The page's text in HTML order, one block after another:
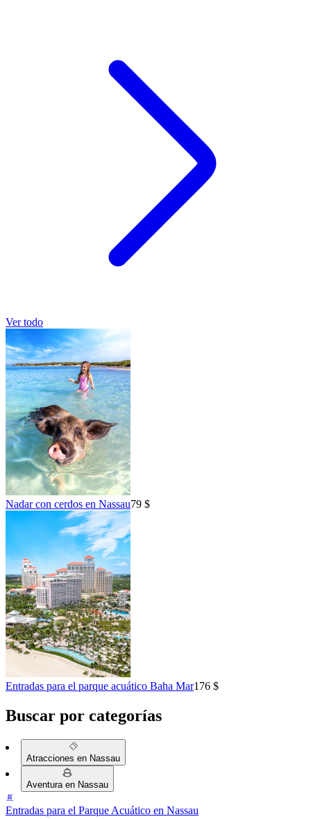
Ver todo
Nadar con cerdos en Nassau79 $
Entradas para el parque acuático Baha Mar176 $
Buscar por categorías
Atracciones en Nassau
Aventura en Nassau
Entradas para el Parque Acuático en Nassau